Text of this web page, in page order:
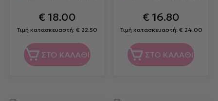
€18.00
Τιμή κατασκευαστή:€ 22.50
ΣΤΟ ΚΑΛΑΘΙ
€16.80
Τιμή κατασκευαστή: € 24.00
ΣΤΟ ΚΑΛΑΘΙ